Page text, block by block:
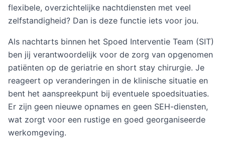
flexibele, overzichtelijke nachtdiensten met veel
zelfstandigheid? Dan is deze functie iets voor jou.
Als nachtarts binnen het Spoed Interventie Team (SIT)
ben jij verantwoordelijk voor de zorg van opgenomen
patiënten op de geriatrie en short stay chirurgie. Je
reageert op veranderingen in de klinische situatie en
bent het aanspreekpunt bij eventuele spoedsituaties.
Er zijn geen nieuwe opnames en geen SEH-diensten,
wat zorgt voor een rustige en goed georganiseerde
werkomgeving.